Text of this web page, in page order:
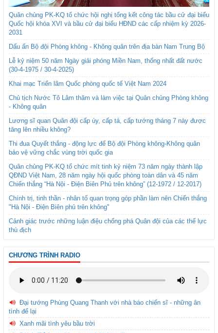
Quân chủng PK-KQ tổ chức hội nghị tổng kết công tác bầu cử đại biểu
Quốc hội khóa XVI và bầu cử đại biểu HĐND các cấp nhiệm kỳ 2026-
2031
Dấu ấn Bộ đội Phòng không - Không quân trên địa bàn Nam Trung Bộ
Lễ kỷ niệm 50 năm Ngày giải phóng Miền Nam, thống nhất đất nước
(30-4-1975 / 30-4-2025)
Khai mạc Triển lãm Quốc phòng quốc tế Việt Nam 2024
Chủ tịch Nước Tô Lâm thăm và làm việc tại Quân chủng Phòng không
- Không quân
Lương sĩ quan Quân đội cấp úy, cấp tá, cấp tướng tháng 7 này được
tăng lên nhiều không?
Thi đua Quyết thắng - động lực để Bộ đội Phòng không-Không quân
bảo vệ vững chắc vùng trời quốc gia
Quân chủng PK-KQ tổ chức mít tinh kỷ niệm 73 năm ngày thành lập
QĐND Việt Nam, 28 năm ngày hội quốc phòng toàn dân và 45 năm
Chiến thắng “Hà Nội - Điện Biên Phủ trên không” (12-1972 / 12-2017)
Chính trị, tinh thần - nhân tố quan trọng góp phần làm nên Chiến thắng
"Hà Nội - Điện Biên phủ trên không"
Cảnh giác trước những luận điệu chống phá Quân đội của các thế lực
thù địch
CHƯƠNG TRÌNH RADIO
Đại tướng Phùng Quang Thanh với nhà báo chiến sĩ - những ân
tình để lại
Xanh mãi tình yêu bầu trời